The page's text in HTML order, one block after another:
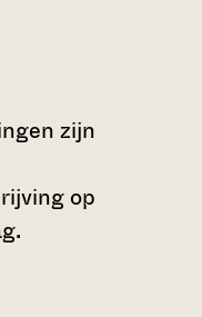
zijn
op